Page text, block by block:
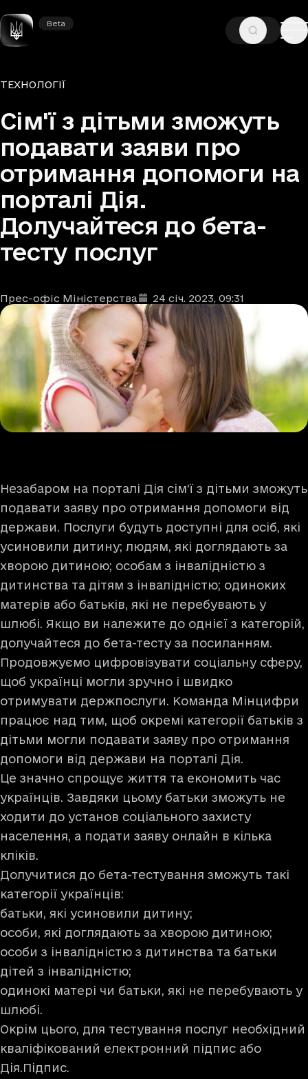
Beta
Beta
ГОЛОВНА —НОВИНИ
Рубрики
ТЕХНОЛОГІЇ
Сім'ї з дітьми зможуть
подавати заяви про
отримання допомоги на
порталі Дія.
Долучайтеся до бета-
тесту послуг
Автори
Прес-офіс Міністерства
Дата та час публікації: 24 січ. 2023, 09:31
Незабаром на порталі Дія сім'ї з дітьми зможуть
подавати заяву про отримання допомоги від
держави. Послуги будуть доступні для осіб, які
усиновили дитину; людям, які доглядають за
хворою дитиною; особам з інвалідністю з
дитинства та дітям з інвалідністю; одиноких
матерів або батьків, які не перебувають у
шлюбі. Якщо ви належите до однієї з категорій,
долучайтеся до бета-тесту за посиланням.
Продовжуємо цифровізувати соціальну сферу,
щоб українці могли зручно і швидко
отримувати держпослуги. Команда Мінцифри
працює над тим, щоб окремі категорії батьків з
дітьми могли подавати заяву про отримання
допомоги від держави на порталі Дія.
Це значно спрощує життя та економить час
українців. Завдяки цьому батьки зможуть не
ходити до установ соціального захисту
населення, а подати заяву онлайн в кілька
кліків.
Долучитися до бета-тестування зможуть такі
категорії українців:
батьки, які усиновили дитину;
особи, які доглядають за хворою дитиною;
особи з інвалідністю з дитинства та батьки
дітей з інвалідністю;
одинокі матері чи батьки, які не перебувають у
шлюбі.
Окрім цього, для тестування послуг необхідний
кваліфікований електронний підпис або
Дія.Підпис.